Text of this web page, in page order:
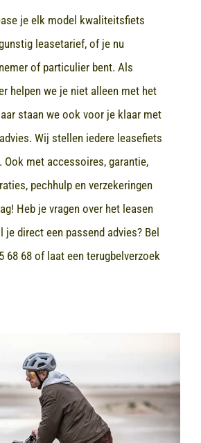
je elk model kwaliteitsfiets
leasetarief, of je nu
of particulier bent. Als
helpen we je niet alleen met het
staan we ook voor je klaar met
Wij stellen iedere leasefiets
Ook met accessoires, garantie,
pechhulp en verzekeringen
Heb je vragen over het leasen
direct een passend advies? Bel
68 68of laat een terugbelverzoek